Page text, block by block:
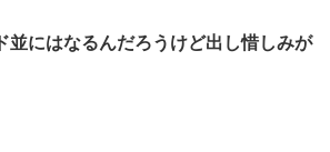
並にはなるんだろうけど出し惜しみが